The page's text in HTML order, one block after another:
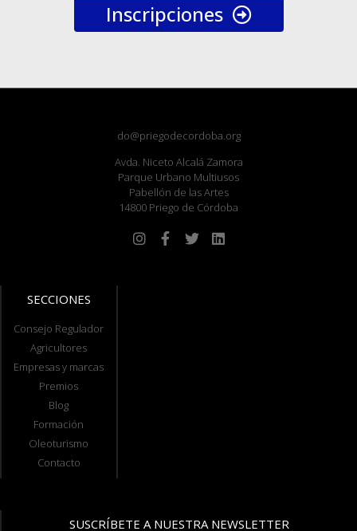
Inscripciones
do@priegodecordoba.org
Avda. Niceto Alcalá Zamora
Parque Urbano Multiusos
Pabellón de las Artes
14800 Priego de Córdoba
SECCIONES
Consejo Regulador
Agricultores
Empresas y marcas
Premios
Blog
Formación
Oleoturismo
Contacto
SUSCRÍBETE A NUESTRA NEWSLETTER